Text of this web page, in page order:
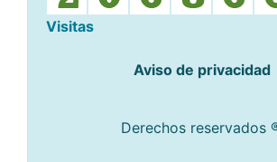
Visitas
Aviso de privacidad
Derechos reservados